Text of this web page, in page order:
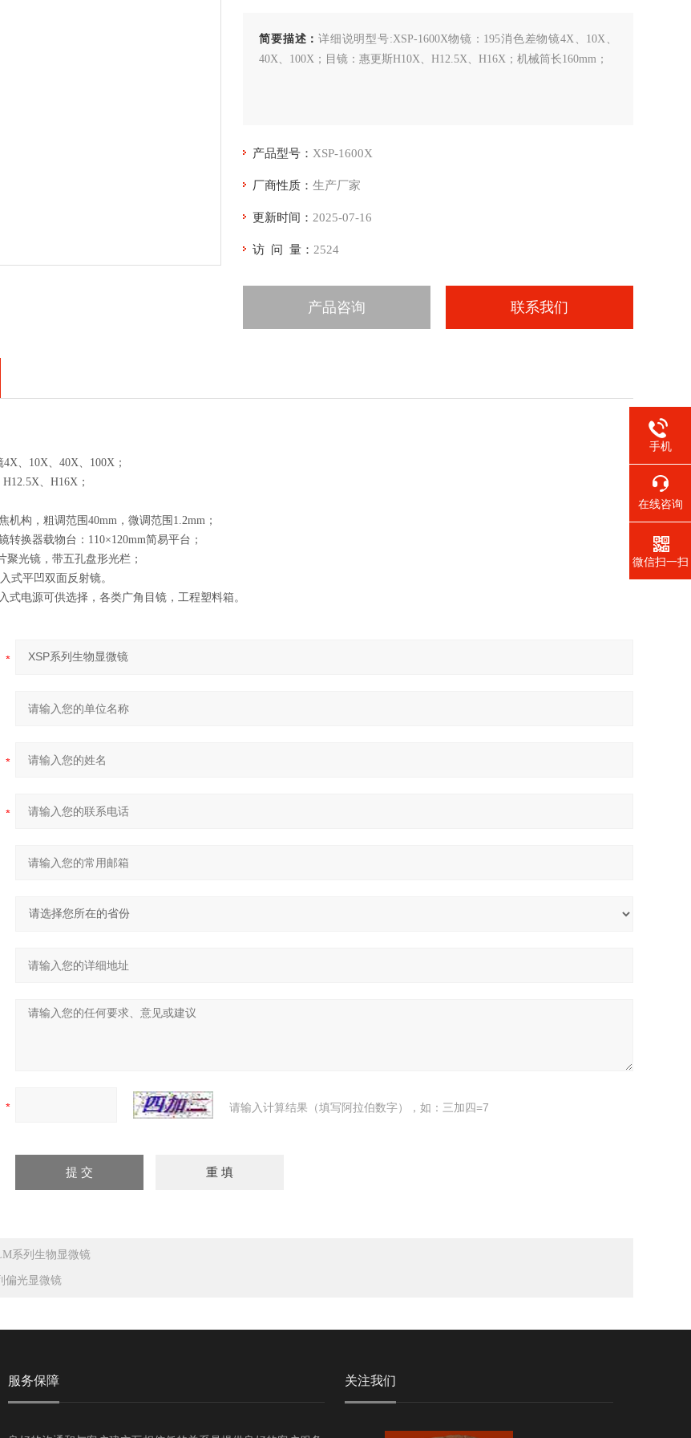
简要描述：详细说明型号:XSP-1600X物镜：195消色差物镜4X、10X、
40X、100X；目镜：惠更斯H10X、H12.5X、H16X；机械筒长160mm；
产品型号： XSP-1600X
厂商性质：生产厂家
更新时间： 2025-07-16
访 问 量： 2524
产品咨询 联系我们
、10X、40X、100X；
、H16X；
机构，粗调范围40mm，微调范围1.2mm；
转换器载物台：110×120mm简易平台；
聚光镜，带五孔盘形光栏；
式平凹双面反射镜。
式电源可供选择，各类广角目镜，工程塑料箱。
请输入计算结果（填写阿拉伯数字），如：三加四=7
系列生物显微镜
偏光显微镜
服务保障 关注我们
手机
在线咨询
微信扫一扫